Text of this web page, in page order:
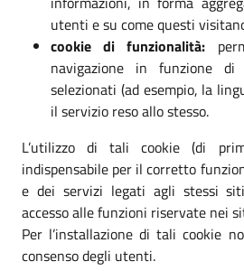
utenti e su come questi
cookie di funzionalità:
navigazione in funzione
selezionati (ad esempio, la
il servizio reso allo stesso.
L’utilizzo di tali cookie (di
indispensabile per il corretto
e dei servizi legati agli stessi
accesso alle funzioni riservate nei
Per l’installazione di tali cookie
consenso degli utenti.